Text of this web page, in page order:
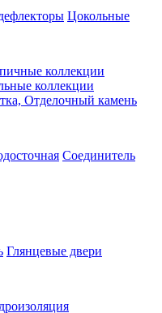
Цокольные
коллекции
коллекции
Отделочный камень
Соединитель
Глянцевые двери